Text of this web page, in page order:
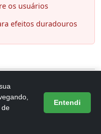
os usuários
efeitos duradouros
Tipo 2,
MSM,
de
Entendi